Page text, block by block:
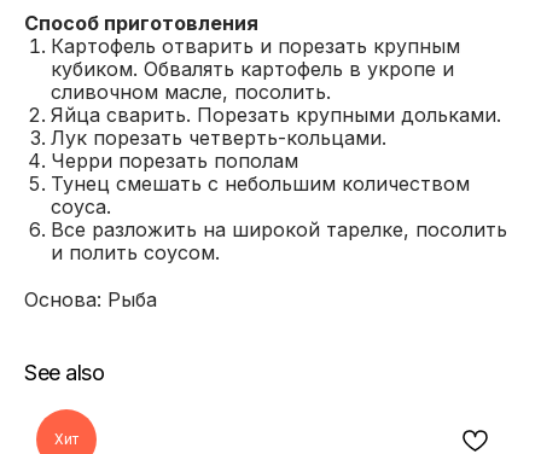
Способ приготовления
Картофель отварить и порезать крупным
кубиком. Обвалять картофель в укропе и
сливочном масле, посолить.
Яйца сварить. Порезать крупными дольками.
Лук порезать четверть-кольцами.
Черри порезать пополам
Тунец смешать с небольшим количеством
соуса.
Все разложить на широкой тарелке, посолить
и полить соусом.
Основа: Рыба
See also
Хит